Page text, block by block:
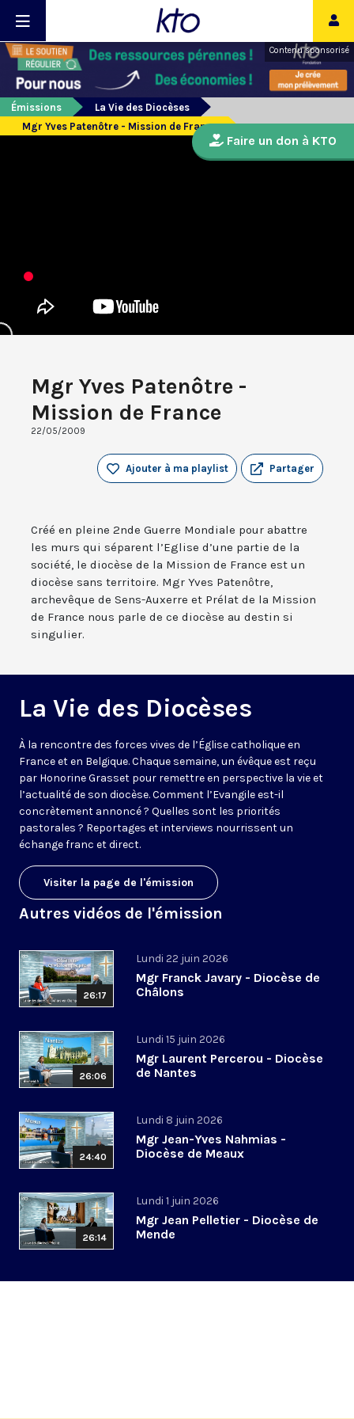
Contenu sponsorisé
Émissions
La Vie des Diocèses
Mgr Yves Patenôtre - Mission de France
Mgr Yves Patenôtre -
Mission de France
22/05/2009
Partager
Ajouter à ma playlist
Créé en pleine 2nde Guerre Mondiale pour abattre
les murs qui séparent l’Eglise d’une partie de la
société, le diocèse de la Mission de France est un
diocèse sans territoire. Mgr Yves Patenôtre,
archevêque de Sens-Auxerre et Prélat de la Mission
de France nous parle de ce diocèse au destin si
singulier.
La Vie des Diocèses
À la rencontre des forces vives de l’Église catholique en
France et en Belgique. Chaque semaine, un évêque est reçu
par Honorine Grasset pour remettre en perspective la vie et
l’actualité de son diocèse. Comment l’Evangile est-il
concrètement annoncé ? Quelles sont les priorités
pastorales ? Reportages et interviews nourrissent un
échange franc et direct.
Visiter la page de l'émission
Autres vidéos de l'émission
26:17
Lundi 22 juin 2026
Mgr Franck Javary - Diocèse de
Châlons
26:06
Lundi 15 juin 2026
Mgr Laurent Percerou - Diocèse
de Nantes
24:40
Lundi 8 juin 2026
Mgr Jean-Yves Nahmias -
Diocèse de Meaux
26:14
Lundi 1 juin 2026
Mgr Jean Pelletier - Diocèse de
Mende
Faire un don à KTO